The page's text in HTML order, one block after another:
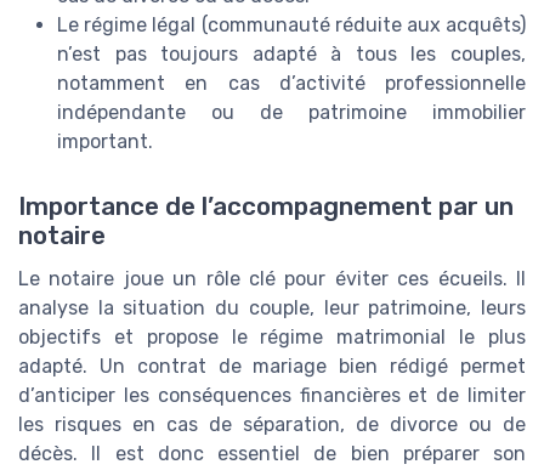
Le régime légal (communauté réduite aux acquêts)
n’est pas toujours adapté à tous les couples,
notamment en cas d’activité professionnelle
indépendante ou de patrimoine immobilier
important.
Importance de l’accompagnement par un
notaire
Le notaire joue un rôle clé pour éviter ces écueils. Il
analyse la situation du couple, leur patrimoine, leurs
objectifs et propose le régime matrimonial le plus
adapté. Un contrat de mariage bien rédigé permet
d’anticiper les conséquences financières et de limiter
les risques en cas de séparation, de divorce ou de
décès. Il est donc essentiel de bien préparer son